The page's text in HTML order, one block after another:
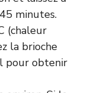
minutes.
(chaleur
la brioche
pour obtenir